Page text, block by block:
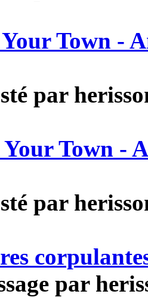
Town -
par
Town -
par
par